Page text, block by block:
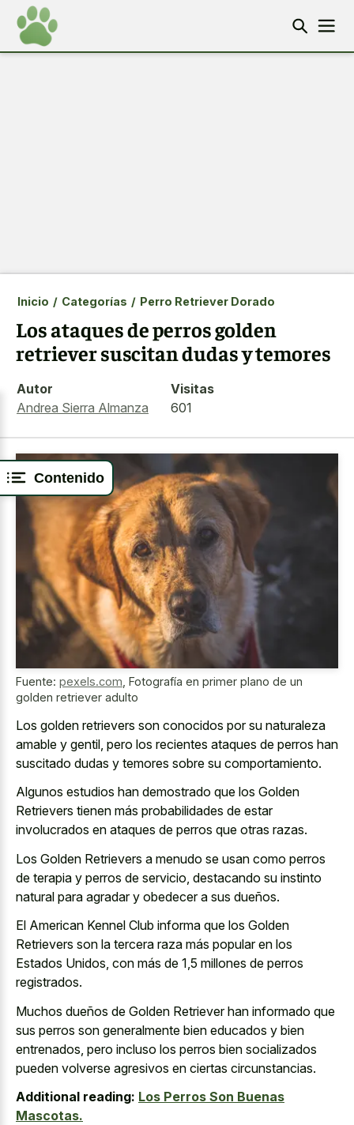
Contenido
Inicio / Categorías / Perro Retriever Dorado
Los ataques de perros golden
retriever suscitan dudas y temores
Autor
Andrea Sierra Almanza
Visitas
601
Fuente: pexels.com Fotografía en primer plano de un
golden retriever adulto
Los golden retrievers son conocidos por su naturaleza
amable y gentil, pero los recientes ataques de perros han
suscitado dudas y temores sobre su comportamiento.
Algunos estudios han demostrado que los Golden
Retrievers tienen más probabilidades de estar
involucrados en ataques de perros que otras razas.
Los Golden Retrievers a menudo se usan como perros
de terapia y perros de servicio, destacando su instinto
natural para agradar y obedecer a sus dueños.
El American Kennel Club informa que los Golden
Retrievers son la tercera raza más popular en los
Estados Unidos, con más de 1,5 millones de perros
registrados.
Muchos dueños de Golden Retriever han informado que
sus perros son generalmente bien educados y bien
entrenados, pero incluso los perros bien socializados
pueden volverse agresivos en ciertas circunstancias.
Additional reading: Los Perros Son Buenas
Mascotas.